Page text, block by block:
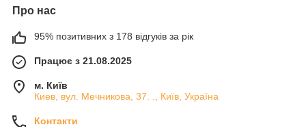
Про нас
95% позитивних з 178 відгуків за рік
Працює з 21.08.2025
м. Київ
Киев, вул. Мечникова, 37. ., Київ, Україна
Контакти